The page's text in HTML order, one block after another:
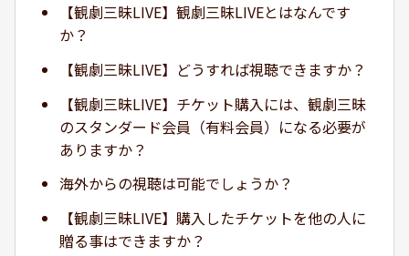
【観劇三昧LIVE】観劇三昧LIVEとはなんです
か？
【観劇三昧LIVE】どうすれば視聴できますか？
【観劇三昧LIVE】チケット購入には、観劇三昧
のスタンダード会員（有料会員）になる必要が
ありますか？
海外からの視聴は可能でしょうか？
【観劇三昧LIVE】購入したチケットを他の人に
贈る事はできますか？